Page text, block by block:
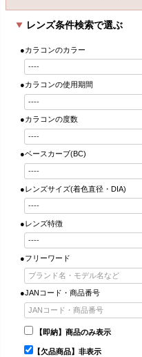
レンズ条件検索で選ぶ
●カラコンのカラー
●カラコンの使用期間
●カラコンの度数
●ベースカーブ(BC)
●レンズサイズ(着色直径・DIA)
●レンズ特徴
●フリーワード
●JANコード・商品番号
【即納】商品のみ表示
【欠品商品】非表示